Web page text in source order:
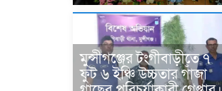
মুন্সীগঞ্জের টংগীবাড়ীতে ৭
ফুট ৬ ইঞ্চি উচ্চতার গাঁজা